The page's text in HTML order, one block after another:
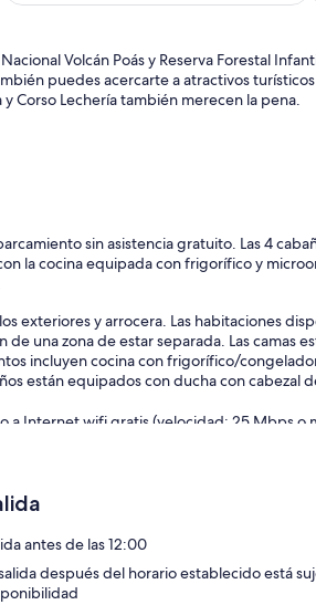
Volcán Poás y Reserva Forestal
puedes acercarte a atractivos
Corso Lechería también merecen la pena.
sin asistencia gratuito. Las 4
la cocina equipada con frigorífico y
exteriores y arrocera. Las habitaciones
una zona de estar separada. Las camas
incluyen cocina con frigorífico/
están equipados con ducha con cabezal
a Internet wifi gratis (velocidad: 25 Mbps o
antes de las 12:00
después del horario establecido está